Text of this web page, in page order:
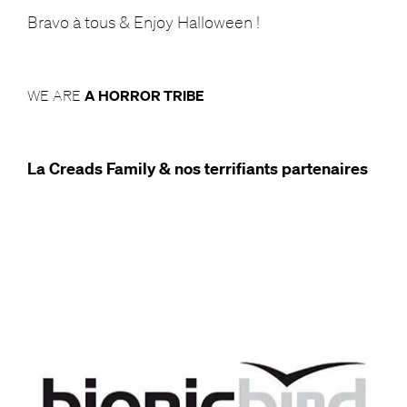
Bravo à tous & Enjoy Halloween !
WE ARE A HORROR TRIBE
La Creads Family & nos terrifiants partenaires